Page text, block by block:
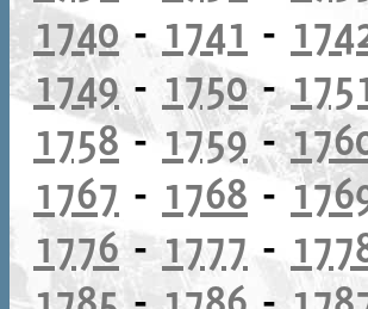
1740- 1741 -
1749- 1750-
1758- 1759-
1767 - 1768 -
1776-1777 -